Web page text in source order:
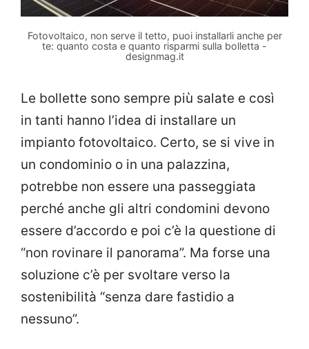
Fotovoltaico, non serve il tetto, puoi installarli anche per
te: quanto costa e quanto risparmi sulla bolletta -
designmag.it
Le bollette sono sempre più salate e così
in tanti hanno l’idea di installare un
impianto fotovoltaico. Certo, se si vive in
un condominio o in una palazzina,
potrebbe non essere una passeggiata
perché anche gli altri condomini devono
essere d’accordo e poi c’è la questione di
“non rovinare il panorama”. Ma forse una
soluzione c’è per svoltare verso la
sostenibilità “senza dare fastidio a
nessuno”.